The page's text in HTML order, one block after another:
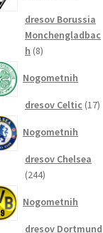
dresov Borussia
Monchengladbac
h 88
Nogometnih
dresov Celtic 1717
Nogometnih
dresov Chelsea
244244
Nogometnih
dresov Dortmund